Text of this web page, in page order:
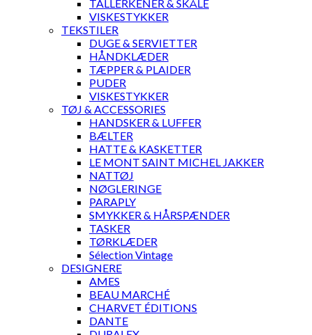
TALLERKENER & SKÅLE
VISKESTYKKER
TEKSTILER
DUGE & SERVIETTER
HÅNDKLÆDER
TÆPPER & PLAIDER
PUDER
VISKESTYKKER
TØJ & ACCESSORIES
HANDSKER & LUFFER
BÆLTER
HATTE & KASKETTER
LE MONT SAINT MICHEL JAKKER
NATTØJ
NØGLERINGE
PARAPLY
SMYKKER & HÅRSPÆNDER
TASKER
TØRKLÆDER
Sélection Vintage
DESIGNERE
AMES
BEAU MARCHÉ
CHARVET ÉDITIONS
DANTE